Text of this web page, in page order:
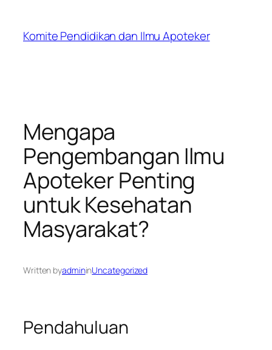
content
Komite Pendidikan dan Ilmu Apoteker
Mengapa
Pengembangan Ilmu
Apoteker Penting
untuk Kesehatan
Masyarakat?
Written byadmininUncategorized
Pendahuluan